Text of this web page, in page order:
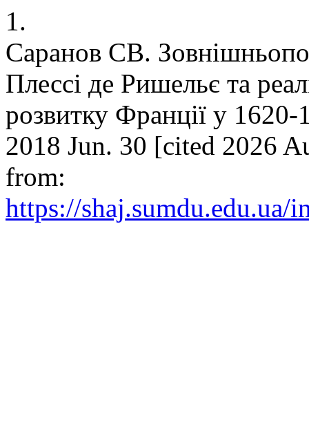
1.
Саранов СВ.
Плессі де Ришельє та
розвитку Франції у
2018 Jun. 30 [cited 2026
from:
https://